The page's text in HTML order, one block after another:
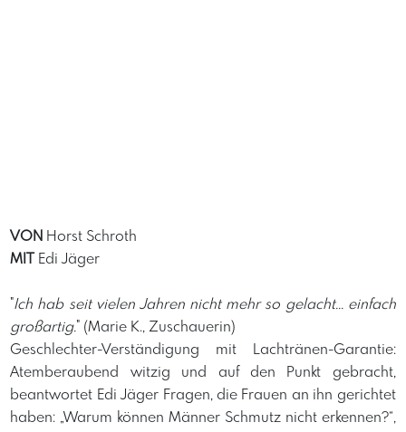
VON Horst Schroth
MIT Edi Jäger
Ich hab seit vielen Jahren nicht mehr so gelacht... einfach
großartig. " (Marie K., Zuschauerin)
Geschlechter-Verständigung mit Lachtränen-Garantie:
Atemberaubend witzig und auf den Punkt gebracht,
beantwortet Edi Jäger Fragen, die Frauen an ihn gerichtet
haben: „Warum können Männer Schmutz nicht erkennen?“,